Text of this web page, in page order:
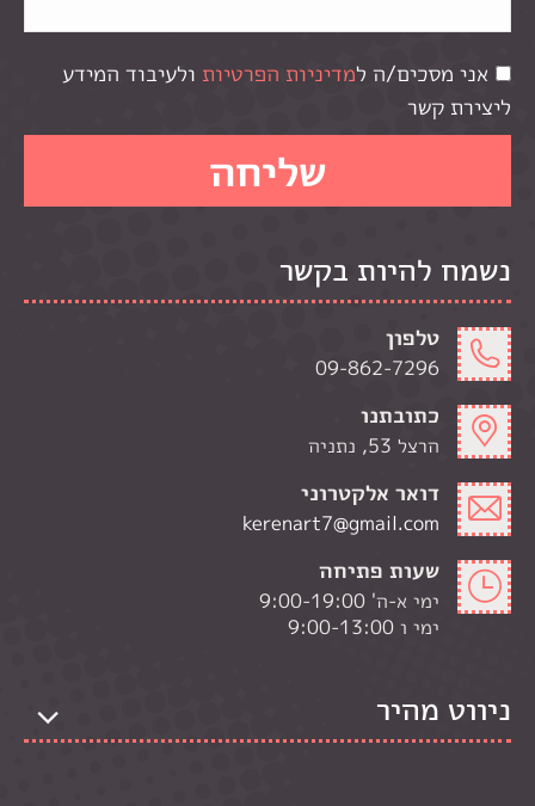
אני מסכים/ה למדיניות הפרטיות ולעיבוד המידע
ליצירת קשר
נשמח להיות בקשר
טלפון
09-862-7296
כתובתנו
הרצל 53, נתניה
דואר אלקטרוני
kerenart7@gmail.com
שעות פתיחה
ימי א-ה' 9:00-19:00
ימי ו 9:00-13:00
ניווט מהיר